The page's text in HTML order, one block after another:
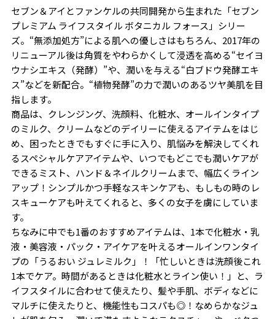
セブン＆アイとファンケルの共同開発から生まれた「セブン
プレミアム ライフスタイル ボタニカル フォース」シリー
ズ。“無添加処方”による肌への優しさはもちろん、2017年の
リニューアル後は角質をやわらかくして浸透を高める“セイヨ
ウナシエキス（発酵）”や、潤いを与える“白ブドウ発酵エキ
ス”などを新配合。“植物発酵”の力で潤いのあるツヤ美肌を目
指します。
商品は、クレンジング、洗顔料、化粧水、オールインタイプ
のミルク、クリームなどのデイリーに使えるアイテムをはじ
め、困ったときでもすぐに手に入り、肌悩みを解決してくれ
るスペシャルケアアイテムや、いつでもどこでも潤いケアが
できるミスト、ハンド＆ネイルクリームまで、幅広くライン
アップ！シンプルかつ手軽なスキンケアも、もしもの時のレ
スキューケアも叶えてくれると、多くの女子を虜にしていま
す。
ちなみに中でも1番のおすすめアイテムは、1本で化粧水・乳
液・美容液・パック・アイケアを叶えるオールインワンタイ
プの「うるおい ジュレミルク」！「忙しいときは洗顔後これ
1本でケア。時間があるときは化粧水とライン使い！」と、ラ
イフスタイルに合わせて使えたり、髪や手肌、ボディなどに
マルチに使えたりと、機能性もコスパも◎！なめらかなジュ